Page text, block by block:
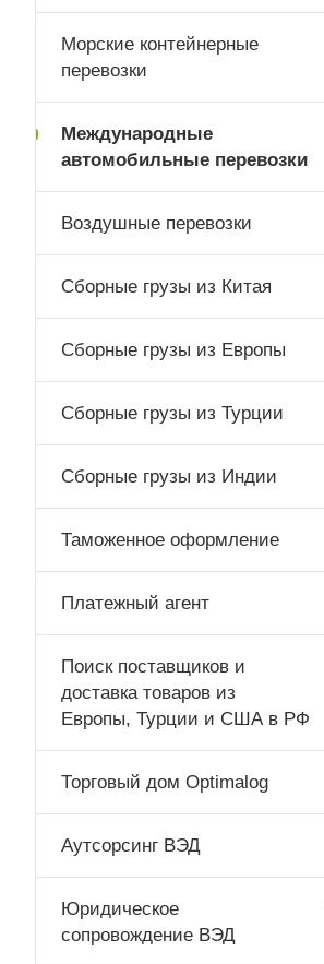
Морские контейнерные
перевозки
Международные
автомобильные перевозки
Воздушные перевозки
Сборные грузы из Китая
Сборные грузы из Европы
Сборные грузы из Турции
Сборные грузы из Индии
Таможенное оформление
Платежный агент
Поиск поставщиков и
доставка товаров из
Европы, Турции и США в РФ
Торговый дом Optimalog
Аутсорсинг ВЭД
Юридическое
сопровождение ВЭД